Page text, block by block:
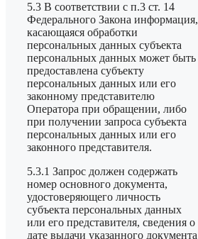
5.3 В соответствии с п.3 ст. 14
Федерального Закона информация,
касающаяся обработки
персональных данных субъекта
персональных данных может быть
предоставлена субъекту
персональных данных или его
законному представителю
Оператора при обращении, либо
при получении запроса субъекта
персональных данных или его
законного представителя.
5.3.1 Запрос должен содержать
номер основного документа,
удостоверяющего личность
субъекта персональных данных
или его представителя, сведения о
дате выдачи указанного документа